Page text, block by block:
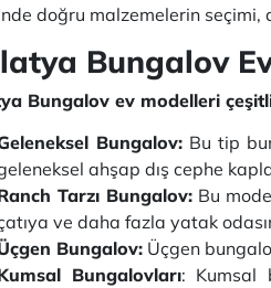
doğru malzemelerin seçimi,
Bungalov
Bungalov ev modelleri
Bungalov: Bu tip
ahşap dış cephe
Tarzı Bungalov: Bu
ve daha fazla yatak
Bungalov: Üçgen
Bungalovları: Kumsal